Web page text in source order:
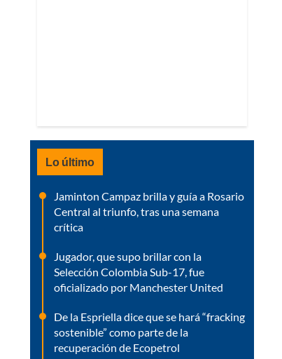
Lo último
Jaminton Campaz brilla y guía a Rosario
Central al triunfo, tras una semana
crítica
Jugador, que supo brillar con la
Selección Colombia Sub-17, fue
oficializado por Manchester United
De la Espriella dice que se hará “fracking
sostenible” como parte de la
recuperación de Ecopetrol